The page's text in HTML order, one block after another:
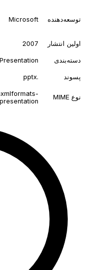
توسعه‌دهنده Microsoft
اولین انتشار 2007
دسته‌بندی Presentation
پسوند .pptx
نوع MIME